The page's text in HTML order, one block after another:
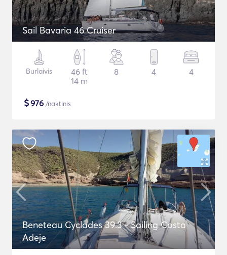
Sail Bavaria 46 Cruiser
Burlaivis
46 ft
14 m
8 4 4
$976 /naktinis
Beneteau Cyclades 39.3 - Sailing Costa
Adeje